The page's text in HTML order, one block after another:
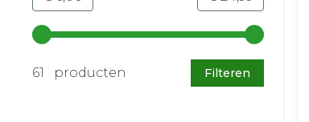
Gebruik de pijltjestoetsen links en
61 producten Filteren